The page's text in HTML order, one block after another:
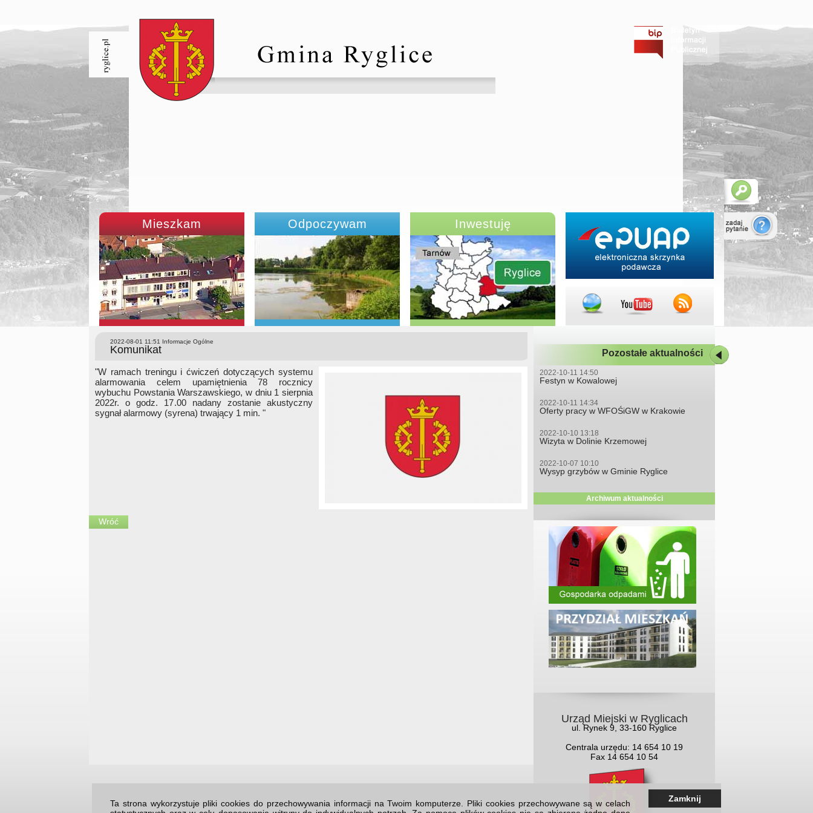
Mieszkam Odpoczywam Inwestuję
2022-08-01 11:51 Informacje Ogólne
Komunikat
"W ramach treningu i ćwiczeń dotyczących systemu
alarmowania celem upamiętnienia 78 rocznicy
wybuchu Powstania Warszawskiego, w dniu 1 sierpnia
2022r. o godz. 17.00 nadany zostanie akustyczny
sygnał alarmowy (syrena) trwający 1 min. "
Wróć
Pozostałe aktualności
2022-10-11 14:50
Festyn w Kowalowej
2022-10-11 14:34
Oferty pracy w WFOŚiGW w Krakowie
2022-10-10 13:18
Wizyta w Dolinie Krzemowej
2022-10-07 10:10
Wysyp grzybów w Gminie Ryglice
Archiwum aktualności
Urząd Miejski w Ryglicach
ul. Rynek 9, 33-160 Ryglice
Centrala urzędu: 14 654 10 19
Fax 14 654 10 54
Ta strona wykorzystuje pliki cookies do przechowywania informacji na Twoim komputerze. Pliki cookies przechowywane są w celach
Zamknij